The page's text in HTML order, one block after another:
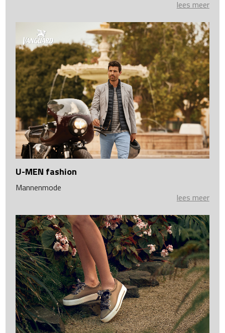
lees meer
U-MEN fashion
Mannenmode
lees meer